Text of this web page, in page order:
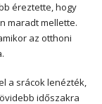
éreztette, hogy
maradt mellette.
az otthoni
a srácok lenézték,
időszakra